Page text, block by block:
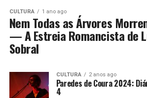
CULTURA 1 ano ago
Nem Todas as Árvores
— A Estreia Romancista de
Sobral
CULTURA 2 anos ago
Paredes de Coura 2024:
4